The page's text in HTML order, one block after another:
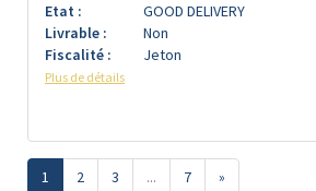
Etat :
GOOD DELIVERY
Livrable :
Non
Fiscalité :
Jeton
Plus de détails
1 2 3 ... 7 »